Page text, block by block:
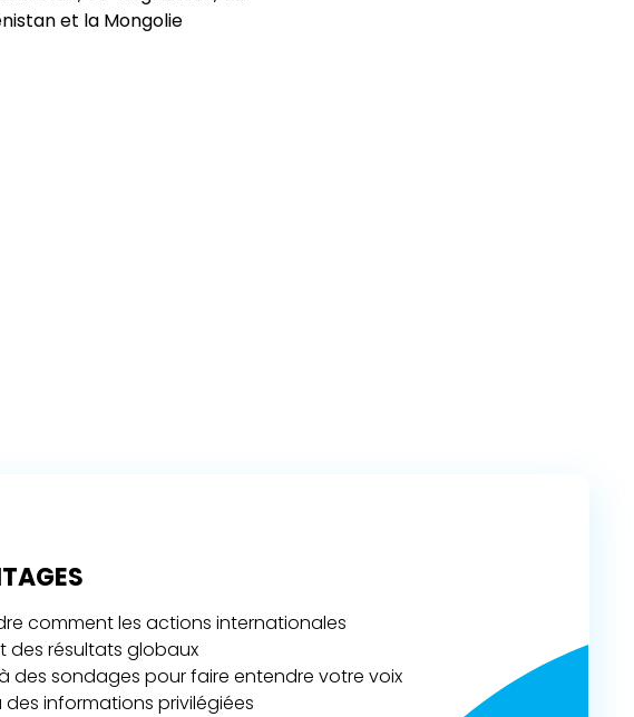
et la Mongolie
comment les actions internationales
des résultats globaux
des sondages pour faire entendre votre voix
informations privilégiées